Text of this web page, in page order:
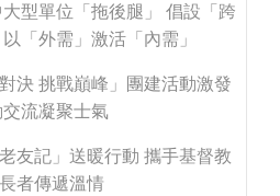
型單位「拖後腿」 倡設「跨
「外需」激活「內需」
決 挑戰巔峰」團建活動激發
流凝聚士氣
友記」送暖行動 攜手基督教
者傳遞溫情